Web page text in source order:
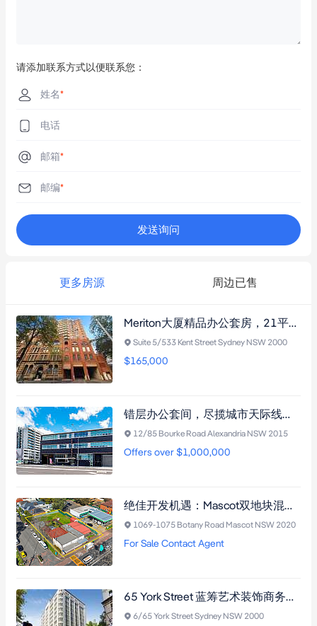
请添加联系方式以便联系您：
姓名*
电话
邮箱*
邮编*
发送询问
更多房源 周边已售
Meriton大厦精品办公套房，21平米开放式，近Town Hall站，享茶室泳池，National Trust保护立面。
Suite 5/533 Kent Street Sydney NSW 2000
$165,000
错层办公套间，尽揽城市天际线，北向露台，毗邻Campbell Road Bridge及Mascot站。
12/85 Bourke Road Alexandria NSW 2015
Offers over $1,000,000
绝佳开发机遇：Mascot双地块混合用途物业，首度面市五十年，毗邻购物中心与交通枢纽
1069-1075 Botany Road Mascot NSW 2020
For Sale Contact Agent
65 York Street 蓝筹艺术装饰商务楼宇，123平方米明亮办公公寓，多面采光，毗邻Martin Place与Wynyard Station交通枢纽
6/65 York Street Sydney NSW 2000